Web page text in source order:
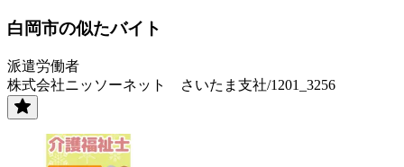
白岡市の似たバイト
派遣労働者
株式会社ニッソーネット さいたま支社/1201_3256